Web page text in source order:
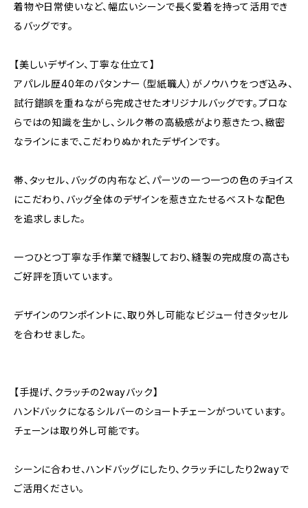
着物や日常使いなど、幅広いシーンで長く愛着を持って活用でき
るバッグです。
【美しいデザイン、丁寧な仕立て】
アパレル歴40年のパタンナー（型紙職人）がノウハウをつぎ込み、
試行錯誤を重ねながら完成させたオリジナルバッグです。プロな
らではの知識を生かし、シルク帯の高級感がより惹きたつ、緻密
なラインにまで、こだわりぬかれたデザインです。
帯、タッセル、バッグの内布など、パーツの一つ一つの色のチョイス
にこだわり、バッグ全体のデザインを惹き立たせるベストな配色
を追求しました。
一つひとつ丁寧な手作業で縫製しており、縫製の完成度の高さも
ご好評を頂いています。
デザインのワンポイントに、取り外し可能なビジュー付きタッセル
を合わせました。
【手提げ、クラッチの2wayバック】
ハンドバックになるシルバーのショートチェーンがついています。
チェーンは取り外し可能です。
シーンに合わせ、ハンドバッグにしたり、クラッチにしたり2wayで
ご活用ください。